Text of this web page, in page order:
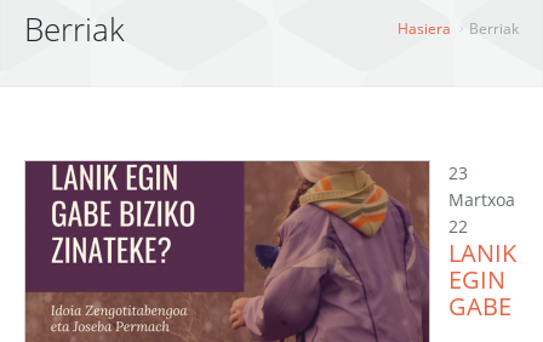
Ekintzak
Ikerlanak
Liburudenda
Berriak Hasiera Berriak
23
Martxoa
22
LANIK
EGIN
GABE